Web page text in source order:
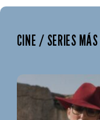
CINE / SERIES